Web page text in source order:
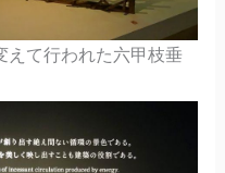
えて行われた六甲枝垂